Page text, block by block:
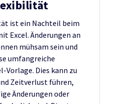
ist ein Nachteil beim
Excel. Änderungen an
mühsam sein und
umfangreiche
Vorlage. Dies kann zu
Zeitverlust führen,
Änderungen oder